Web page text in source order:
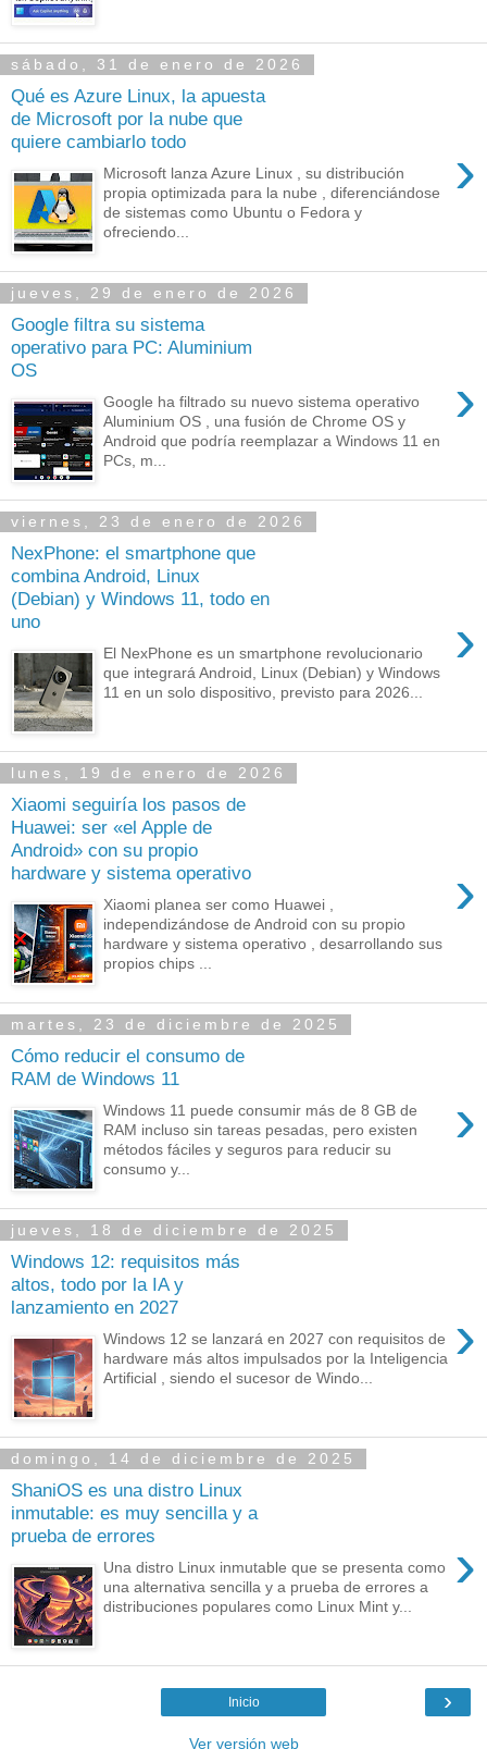
sábado, 31 de enero de 2026
Qué es Azure Linux, la apuesta
de Microsoft por la nube que
quiere cambiarlo todo
›
Microsoft lanza Azure Linux , su distribución
propia optimizada para la nube , diferenciándose
de sistemas como Ubuntu o Fedora y
ofreciendo...
jueves, 29 de enero de 2026
Google filtra su sistema
operativo para PC: Aluminium
OS
›
Google ha filtrado su nuevo sistema operativo
Aluminium OS , una fusión de Chrome OS y
Android que podría reemplazar a Windows 11 en
PCs, m...
viernes, 23 de enero de 2026
NexPhone: el smartphone que
combina Android, Linux
(Debian) y Windows 11, todo en
uno
›
El NexPhone es un smartphone revolucionario
que integrará Android, Linux (Debian) y Windows
11 en un solo dispositivo, previsto para 2026...
lunes, 19 de enero de 2026
Xiaomi seguiría los pasos de
Huawei: ser «el Apple de
Android» con su propio
hardware y sistema operativo
›
Xiaomi planea ser como Huawei ,
independizándose de Android con su propio
hardware y sistema operativo , desarrollando sus
propios chips ...
martes, 23 de diciembre de 2025
Cómo reducir el consumo de
RAM de Windows 11
›
Windows 11 puede consumir más de 8 GB de
RAM incluso sin tareas pesadas, pero existen
métodos fáciles y seguros para reducir su
consumo y...
jueves, 18 de diciembre de 2025
Windows 12: requisitos más
altos, todo por la IA y
lanzamiento en 2027
›
Windows 12 se lanzará en 2027 con requisitos de
hardware más altos impulsados por la Inteligencia
Artificial , siendo el sucesor de Windo...
domingo, 14 de diciembre de 2025
ShaniOS es una distro Linux
inmutable: es muy sencilla y a
prueba de errores
›
Una distro Linux inmutable que se presenta como
una alternativa sencilla y a prueba de errores a
distribuciones populares como Linux Mint y...
›
Inicio
Ver versión web